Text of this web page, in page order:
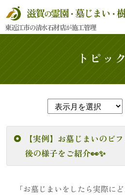
東近江市の清水石材店が施工管理
滋賀の霊園・ 墓じまい ・
トピッ
【実例】お墓じまいのビ
後の様子をご紹介👀✨
「お墓じまいをしたら実際に